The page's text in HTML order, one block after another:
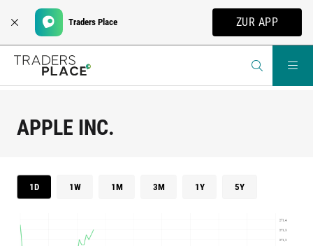
Traders Place ZUR APP
APPLE INC.
1D 1W 1M 3M 1Y 5Y